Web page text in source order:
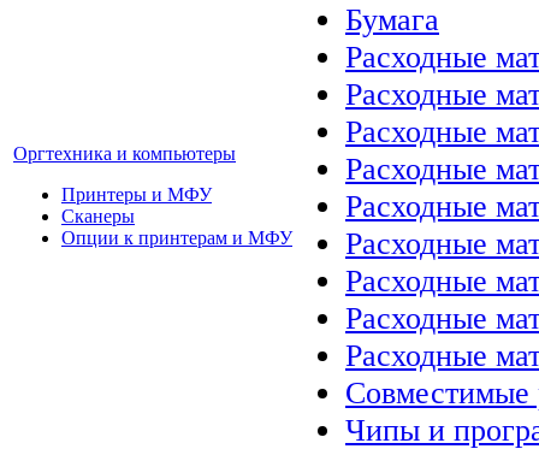
Оргтехника и компьютеры
Принтеры и МФУ
Сканеры
Опции к принтерам и МФУ
Бумага
Расходные
Расходные
Расходные
Расходные
Расходные
Расходные
Расходные
Расходные
Расходные
Совместимые
Чипы и